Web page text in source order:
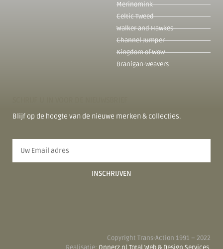
Merinomink
Celtic Tweed
Walker and Hawkes
Channel Jumper
Kingdom of Wow
Branigan-weavers
Blijf op de hoogte van de nieuwe merken & collecties.
INSCHRIJVEN
Copyright Trans-Action 1991 – 2022